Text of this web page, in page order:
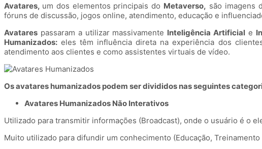
Avatares, um dos elementos principais do Metaverso, são imagens
fóruns de discussão, jogos online, atendimento, educação e
Avatares passaram a utilizar massivamente Inteligência Artificial e
Humanizados: eles têm influência direta na experiência dos
atendimento aos clientes e como assistentes virtuais de vídeo.
Os avatares humanizados podem ser divididos nas seguintes
Avatares Humanizados Não Interativos
Utilizado para transmitir informações (Broadcast), onde o usuário é o
Muito utilizado para difundir um conhecimento (Educação,